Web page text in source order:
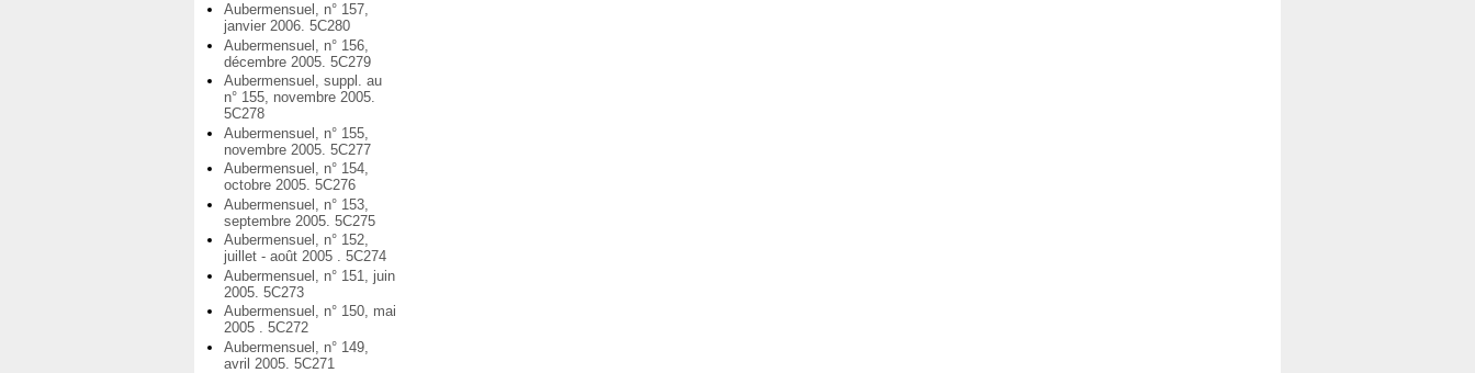
Aubermensuel, n° 157,
janvier 2006. 5C280
Aubermensuel, n° 156,
décembre 2005. 5C279
Aubermensuel, suppl. au
n° 155, novembre 2005.
5C278
Aubermensuel, n° 155,
novembre 2005. 5C277
Aubermensuel, n° 154,
octobre 2005. 5C276
Aubermensuel, n° 153,
septembre 2005. 5C275
Aubermensuel, n° 152,
juillet - août 2005 . 5C274
Aubermensuel, n° 151, juin
2005. 5C273
Aubermensuel, n° 150, mai
2005 . 5C272
Aubermensuel, n° 149,
avril 2005. 5C271